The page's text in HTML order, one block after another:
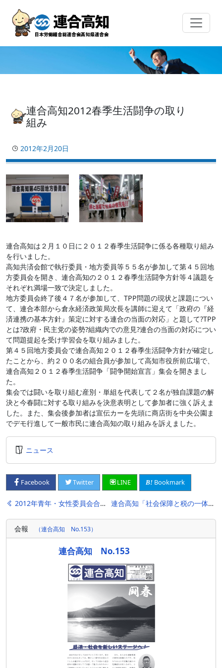
content
連合高知2012春季生活闘争の取り
組み
2012年2月20日
連合高知は２月１０日に２０１２春季生活闘争に係る各種取り組み
を行いました。
高知共済会館で執行委員・地方委員等５５名が参加して第４５回地
方委員会を開き、連合高知の２０１２春季生活闘争方針等４議題を
それぞれ満場一致で決定しました。
地方委員会終了後４７名が参加して、TPP問題の現状と課題につい
て、連合本部から倉永経済政策局次長を講師に迎えて「政府の『経
済連携の基本方針』策定に対する連合の当面の対応」と題して?TPP
とは?政府・民主党の姿勢?組織内での意見?連合の当面の対応につい
て問題提起を受け学習会を取り組みました。
第４５回地方委員会で連合高知２０１２春季生活闘争方針が確定し
たことから、約２００名の組合員が参加して高知市役所前広場で、
連合高知２０１２春季生活闘争「闘争開始宣言」集会を開きまし
た。
集会では闘いを取り組む産別・単組を代表して２名が独自課題の解
決と今春闘に対する取り組みを決意表明として参加者に強く訴えま
した。また、集会後参加者は宣伝カーを先頭に商店街を中央公園ま
でデモ行進して一般市民に連合高知の取り組みを訴えました。
ニュース
Facebook Twitter LINE Bookmark
投
稿
ナ
2012年青年・女性委員会合同交流会 連合高知「社会保障と税の一体改革」学習会の開催
会報 （連合高知 No.153）
連合高知 No.153